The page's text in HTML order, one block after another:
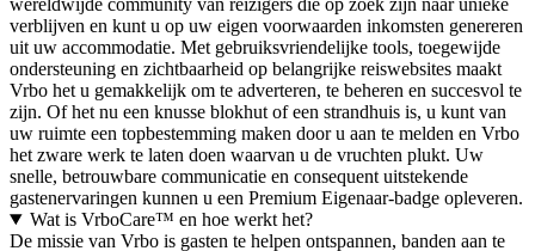
wereldwijde community van reizigers die op zoek zijn naar unieke
verblijven en kunt u op uw eigen voorwaarden inkomsten genereren
uit uw accommodatie. Met gebruiksvriendelijke tools, toegewijde
ondersteuning en zichtbaarheid op belangrijke reiswebsites maakt
Vrbo het u gemakkelijk om te adverteren, te beheren en succesvol te
zijn. Of het nu een knusse blokhut of een strandhuis is, u kunt van
uw ruimte een topbestemming maken door u aan te melden en Vrbo
het zware werk te laten doen waarvan u de vruchten plukt. Uw
snelle, betrouwbare communicatie en consequent uitstekende
gastenervaringen kunnen u een Premium Eigenaar-badge opleveren.
Wat is VrboCare™ en hoe werkt het?
De missie van Vrbo is gasten te helpen ontspannen, banden aan te